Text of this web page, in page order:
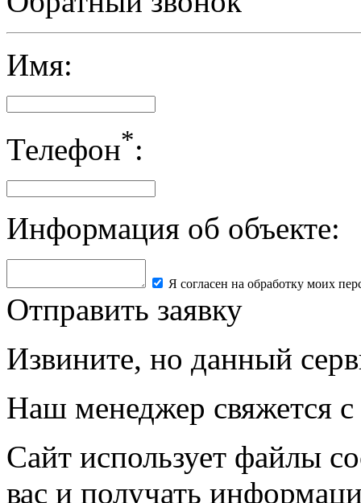
Имя:
Телефон*:
Информация об объекте:
Я согласен на обработку моих
Отправить заявку
Извините, но данный
Наш менеджер свяжется
Сайт использует файлы
вас и получать